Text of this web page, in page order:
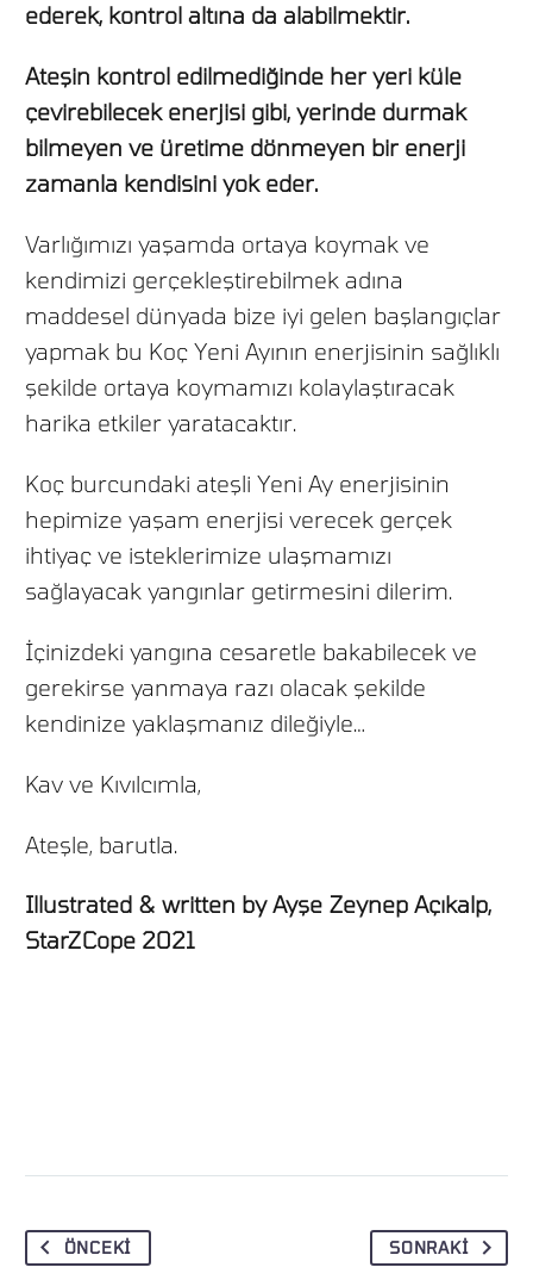
ederek, kontrol altına da alabilmektir.
Ateşin kontrol edilmediğinde her yeri küle
çevirebilecek enerjisi gibi, yerinde durmak
bilmeyen ve üretime dönmeyen bir enerji
zamanla kendisini yok eder.
Varlığımızı yaşamda ortaya koymak ve
kendimizi gerçekleştirebilmek adına
maddesel dünyada bize iyi gelen başlangıçlar
yapmak bu Koç Yeni Ayının enerjisinin sağlıklı
şekilde ortaya koymamızı kolaylaştıracak
harika etkiler yaratacaktır.
Koç burcundaki ateşli Yeni Ay enerjisinin
hepimize yaşam enerjisi verecek gerçek
ihtiyaç ve isteklerimize ulaşmamızı
sağlayacak yangınlar getirmesini dilerim.
İçinizdeki yangına cesaretle bakabilecek ve
gerekirse yanmaya razı olacak şekilde
kendinize yaklaşmanız dileğiyle…
Kav ve Kıvılcımla,
Ateşle, barutla.
Illustrated & written by Ayşe Zeynep Açıkalp,
StarZCope 2021
ÖNCEKI SONRAKI